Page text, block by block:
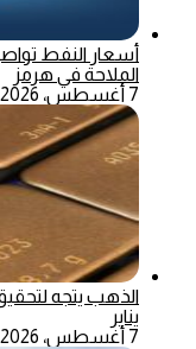
أسعار النفط
الملاحة في هرمز
7 أغسطس، 2026
الذهب يتجه
يناير
7 أغسطس، 2026